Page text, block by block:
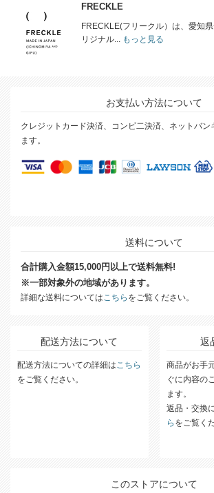
FRECKLE
FRECKLE(フリークル）は、愛知
リジナル...もっと見る
お支払い方法について
クレジットカード決済、コンビ二決済、ネットバン
ます。
送料について
合計購入金額15,000円以上で送料無料!
※一部対象外の地域があります。
詳細な送料についてはこちら をご覧ください。
配送方法について
配送方法についての詳細はこちら
をご覧ください。
返
商品がお手
ぐに内容の
ます。
返品・交換
ら をご覧く
このストアについて